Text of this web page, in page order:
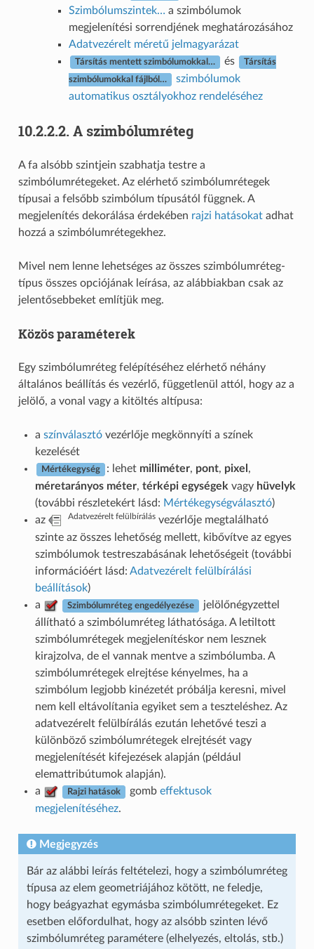
Szimbólumszintek… a szimbólumok
megjelenítési sorrendjének meghatározásához
Adatvezérelt méretű jelmagyarázat
Társítás mentett szimbólumokkal… és Társítás
szimbólumokkal fájlból…
szimbólumok
automatikus osztályokhoz rendeléséhez
10.2.2.2. A szimbólumréteg
A fa alsóbb szintjein szabhatja testre a
szimbólumrétegeket. Az elérhető szimbólumrétegek
típusai a felsőbb szimbólum típusától függnek. A
megjelenítés dekorálása érdekében rajzi hatásokatadhat
hozzá a szimbólumrétegekhez.
Mivel nem lenne lehetséges az összes szimbólumréteg-
típus összes opciójának leírása, az alábbiakban csak az
jelentősebbeket említjük meg.
Közös paraméterek
Egy szimbólumréteg felépítéséhez elérhető néhány
általános beállítás és vezérlő, függetlenül attól, hogy az a
jelölő, a vonal vagy a kitöltés altípusa:
a színválasztóvezérlője megkönnyíti a színek
kezelését
Mértékegység : lehet milliméter, pont, pixel ,
méretarányos méter, térképi egységek vagy hüvelyk
(további részletekért lásd: Mértékegységválasztó)
az
Adatvezérelt felülbírálásvezérlője megtalálható
szinte az összes lehetőség mellett, kibővítve az egyes
szimbólumok testreszabásának lehetőségeit (további
információért lásd: Adatvezérelt felülbírálási
beállítások)
a
Szimbólumréteg engedélyezése
jelölőnégyzettel
állítható a szimbólumréteg láthatósága. A letiltott
szimbólumrétegek megjelenítéskor nem lesznek
kirajzolva, de el vannak mentve a szimbólumba. A
szimbólumrétegek elrejtése kényelmes, ha a
szimbólum legjobb kinézetét próbálja keresni, mivel
nem kell eltávolítania egyiket sem a teszteléshez. Az
adatvezérelt felülbírálás ezután lehetővé teszi a
különböző szimbólumrétegek elrejtését vagy
megjelenítését kifejezések alapján (például
elemattribútumok alapján).
a
Rajzi hatások gomb effektusok
megjelenítéséhez.
Megjegyzés
Bár az alábbi leírás feltételezi, hogy a szimbólumréteg
típusa az elem geometriájához kötött, ne feledje,
hogy beágyazhat egymásba szimbólumrétegeket. Ez
esetben előfordulhat, hogy az alsóbb szinten lévő
szimbólumréteg paramétere (elhelyezés, eltolás, stb.)